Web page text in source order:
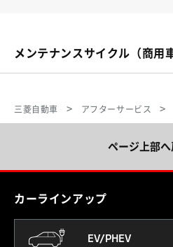
メンテナンスサイクル（商用
三菱自動車 アフターサービス
ページ上部へ
カーラインアップ
EV/PHEV